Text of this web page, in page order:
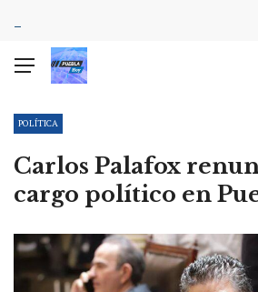
POLÍTICA
Carlos Palafox
cargo político en